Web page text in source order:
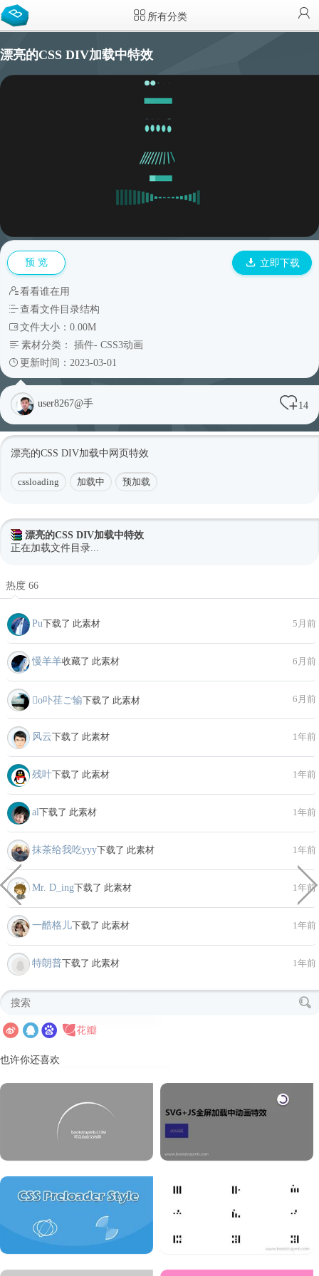
所有分类
漂亮的CSS DIV加载中特效
预 览 立即下载
看看谁在用
查看文件目录结构
文件大小：0.00M
素材分类： 插件- CSS3动画
更新时间：2023-03-01
user8267@手 14
漂亮的CSS DIV加载中网页特效
cssloading 加载中 预加载
漂亮的CSS DIV加载中特效
正在加载文件目录...
热度 66
Pu下载了 此素材 5月前
慢羊羊收藏了 此素材 6月前
o卟荏ご输下载了 此素材 6月前
风云下载了 此素材 1年前
残叶下载了 此素材 1年前
al下载了 此素材 1年前
抹茶给我吃yyy下载了 此素材 1年前
Mr. D_ing下载了 此素材 1年前
一酷格儿下载了 此素材 1年前
特朗普下载了 此素材 1年前
也许你还喜欢